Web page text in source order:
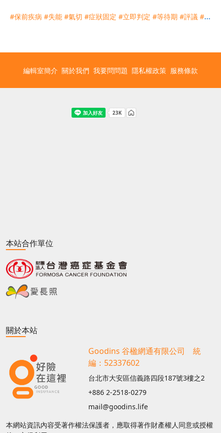
#保前疾病 #失能 #氣切 #症狀固定 #立即判定 #等待期 #評議 #鼻
編輯室簡介 關於我們 我要問問題 隱私權政策 服務條款
本站合作單位
關於本站
Goodins 谷楹網通有限公司 統
編：52337602
台北市大安區信義路四段187號3樓之2
+886 2-2518-0279
mail@goodins.life
本網站資訊內容受著作權法保護者，應取得著作財產權人同意或授權